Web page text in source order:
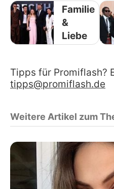
Familie
&
Liebe
Tipps für Promiflash?
tipps@promiflash.de
Weitere Artikel zum